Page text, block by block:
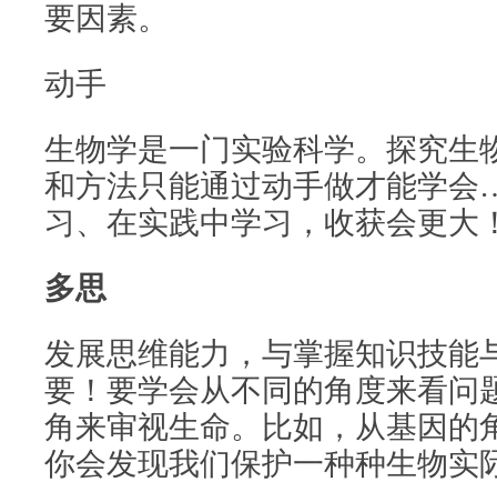
要因素。
动手
生物学是一门实验科学。探究生
和方法只能通过动手做才能学
习、在实践中学习，收获会更大
多思
发展思维能力，与掌握知识技能
要！要学会从不同的角度来看问
角来审视生命。比如，从基因的
你会发现我们保护一种种生物实